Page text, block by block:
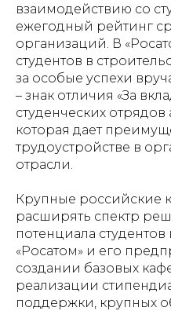
взаимодействию со
ежегодный рейтинг
организаций. В
студентов в
за особые успехи
– знак отличия «За
студенческих
которая дает
трудоустройстве в
отрасли.
Крупные российские
расширять спектр
потенциала
«Росатом» и его
создании базовых
реализации
поддержки, крупных